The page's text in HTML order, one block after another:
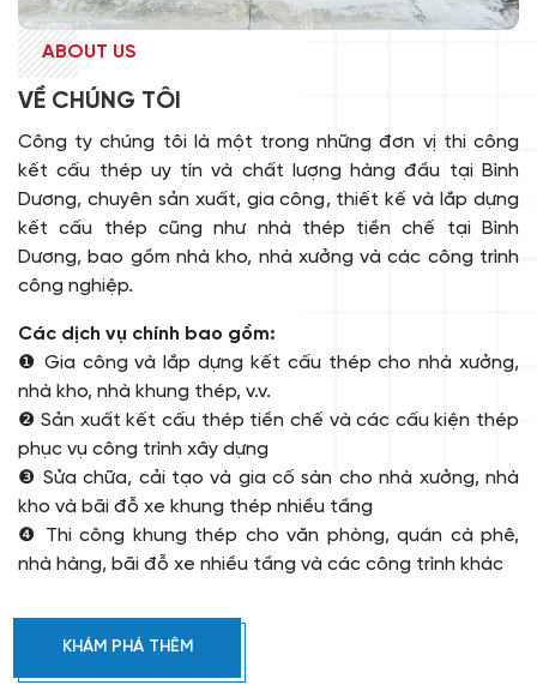
ABOUT US
VỀ CHÚNG TÔI
Công ty chúng tôi là một trong những đơn vị thi công
kết cấu thép uy tín và chất lượng hàng đầu tại Bình
Dương, chuyên sản xuất, gia công, thiết kế và lắp dựng
kết cấu thép cũng như nhà thép tiền chế tại Bình
Dương, bao gồm nhà kho, nhà xưởng và các công trình
công nghiệp.
Các dịch vụ chính bao gồm:
❶ Gia công và lắp dựng kết cấu thép cho nhà xưởng,
nhà kho, nhà khung thép, v.v.
❷ Sản xuất kết cấu thép tiền chế và các cấu kiện thép
phục vụ công trình xây dựng
❸ Sửa chữa, cải tạo và gia cố sàn cho nhà xưởng, nhà
kho và bãi đỗ xe khung thép nhiều tầng
❹ Thi công khung thép cho văn phòng, quán cà phê,
nhà hàng, bãi đỗ xe nhiều tầng và các công trình khác
KHÁM PHÁ THÊM